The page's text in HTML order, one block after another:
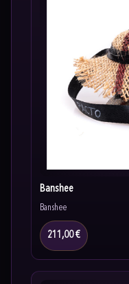
Banshee
Banshee
211,00 €